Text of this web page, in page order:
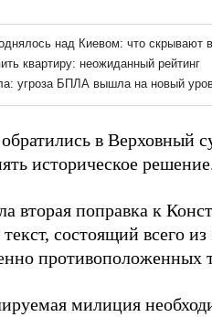
в Верховный
историческое
вторая поправка к
состоящий всего из
противоположенных
милиция